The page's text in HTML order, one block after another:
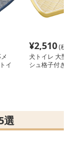
イ
¥2,510(税
犬トイレ 大型
シュ格子付き
選